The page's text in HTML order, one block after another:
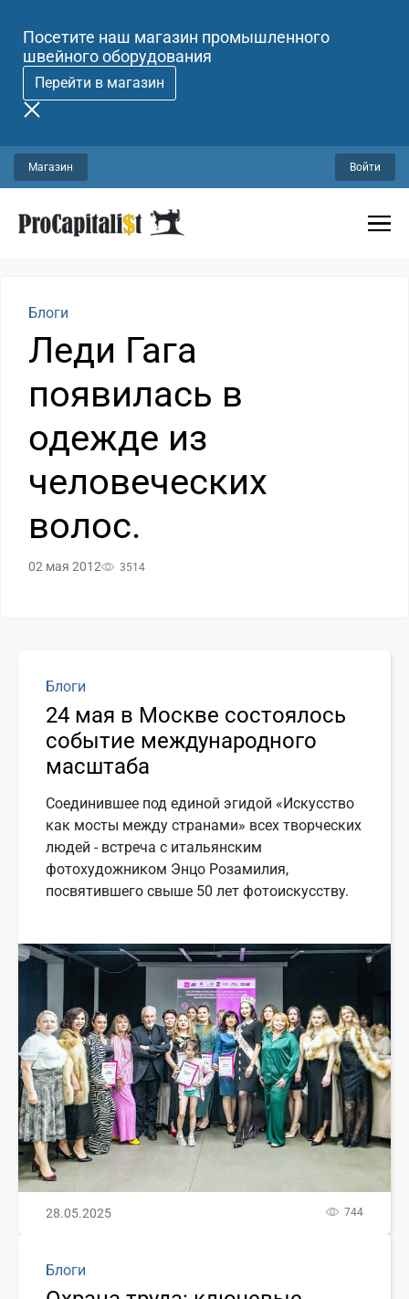
Посетите наш магазин промышленного
швейного оборудования
Перейти в магазин
Магазин Войти
Блоги
Леди Гага
появилась в
одежде из
человеческих
волос.
02 мая 2012 3514
Блоги
24 мая в Москве состоялось
событие международного
масштаба
Соединившее под единой эгидой «Искусство
как мосты между странами» всех творческих
людей - встреча с итальянским
фотохудожником Энцо Розамилия,
посвятившего свыше 50 лет фотоискусству.
28.05.2025 744
Блоги